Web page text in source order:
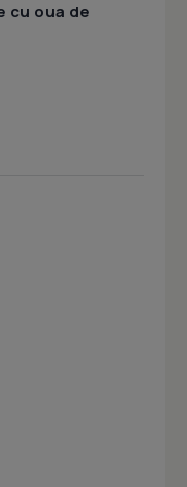
cu oua de